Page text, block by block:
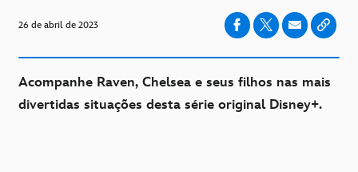
26 de abril de 2023
Acompanhe Raven, Chelsea e seus filhos nas mais
divertidas situações desta série original Disney+.